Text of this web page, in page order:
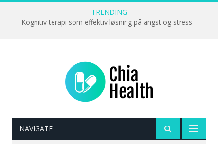
TRENDING
Kognitiv terapi som effektiv løsning på angst og stress
NAVIGATE